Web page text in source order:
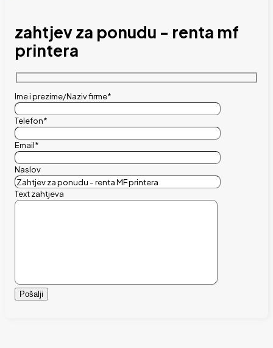
zahtjev za ponudu - renta mf
printera
Ime i prezime/Naziv firme*
Telefon*
Email*
Naslov
Text zahtjeva